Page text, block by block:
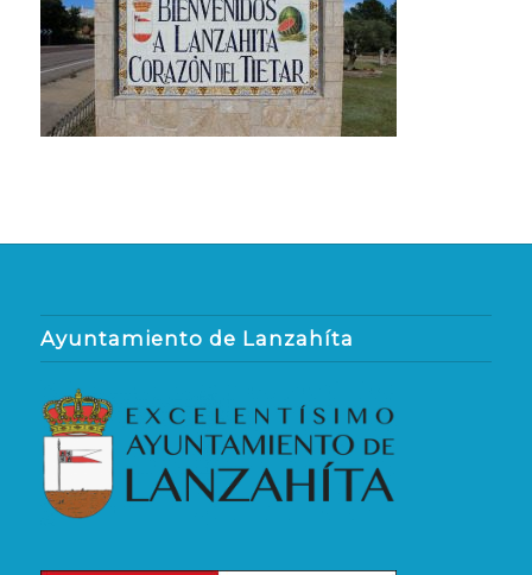
Ayuntamiento de Lanzahíta